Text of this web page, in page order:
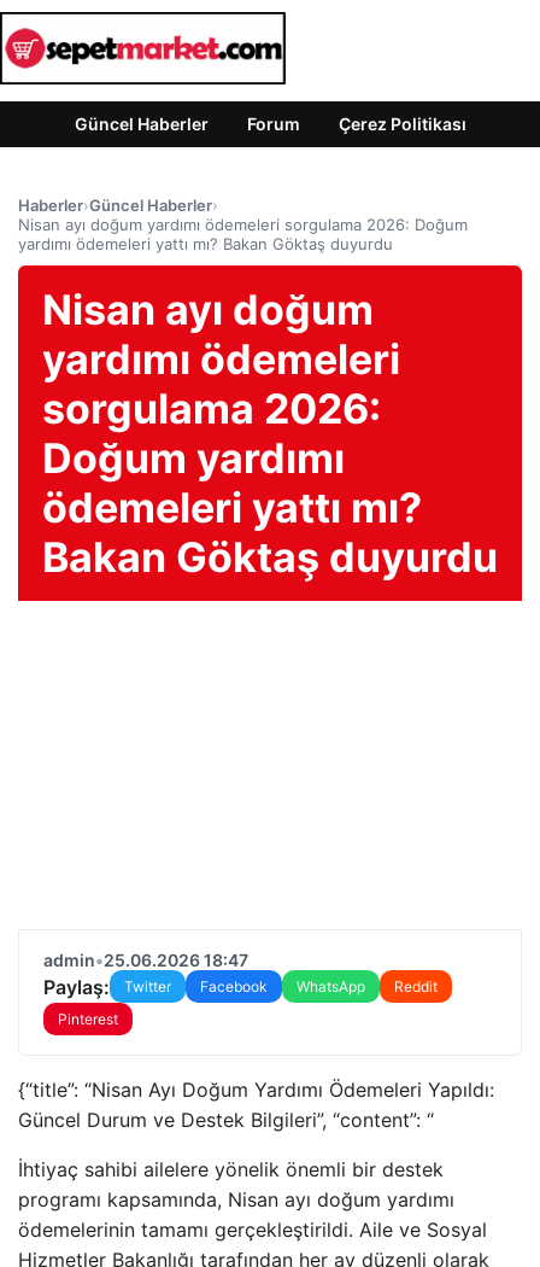
Güncel Haberler Forum Çerez Politikası
Haberler›Güncel Haberler›
Nisan ayı doğum yardımı ödemeleri sorgulama 2026: Doğum
yardımı ödemeleri yattı mı? Bakan Göktaş duyurdu
Nisan ayı doğum
yardımı ödemeleri
sorgulama 2026:
Doğum yardımı
ödemeleri yattı mı?
Bakan Göktaş duyurdu
admin•25.06.2026 18:47
Paylaş: Twitter Facebook WhatsApp
Reddit
Pinterest
{“title”: “Nisan Ayı Doğum Yardımı Ödemeleri Yapıldı:
Güncel Durum ve Destek Bilgileri”, “content”: “
İhtiyaç sahibi ailelere yönelik önemli bir destek
programı kapsamında, Nisan ayı doğum yardımı
ödemelerinin tamamı gerçekleştirildi. Aile ve Sosyal
Hizmetler Bakanlığı tarafından her ay düzenli olarak